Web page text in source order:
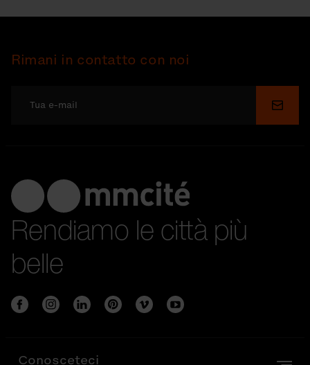
Rimani in contatto con noi
Invia
Rendiamo le città più
belle
Conosceteci